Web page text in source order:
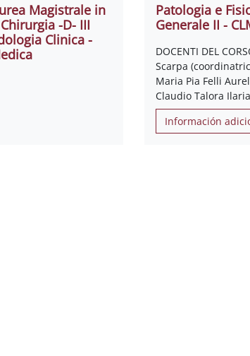
Magistrale in
-D- III
Clinica -
Patologia e
Generale II -
DOCENTI DEL
Scarpa
Maria Pia Felli
Claudio Talora
Información